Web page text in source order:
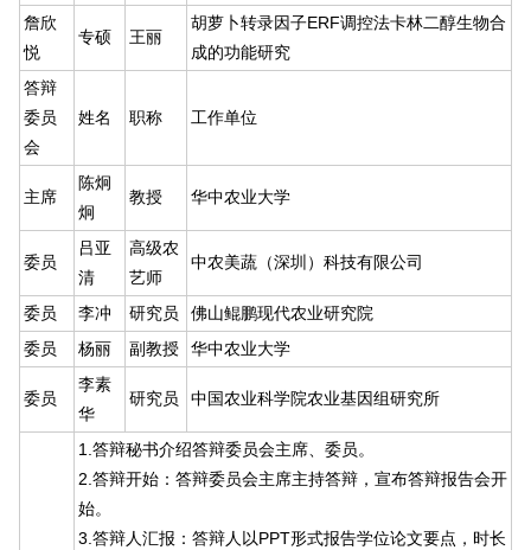
詹欣
悦
专硕 王丽
胡萝卜转录因子ERF调控法卡林二醇生物合
成的功能研究
答辩
委员
会
姓名 职称 工作单位
主席
陈炯
炯
教授 华中农业大学
委员
吕亚
清
高级农
艺师
中农美蔬（深圳）科技有限公司
委员 李冲 研究员
佛山鲲鹏现代农业研究院
委员
杨丽 副教授 华中农业大学
委员
李素
华
研究员 中国农业科学院农业基因组研究所
1.答辩秘书介绍答辩委员会主席、委员。
2.答辩开始：答辩委员会主席主持答辩，宣布答辩报告会开
始。
3.答辩人汇报：答辩人以PPT形式报告学位论文要点，时长